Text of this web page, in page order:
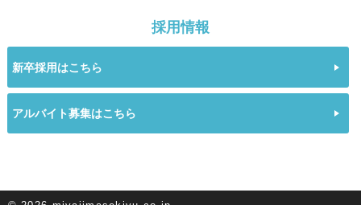
採用情報
新卒採用はこちら
アルバイト募集はこちら